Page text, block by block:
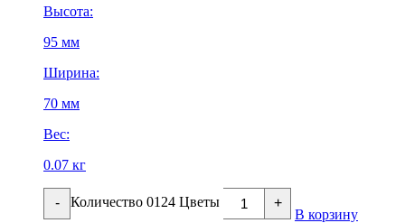
Высота:
95 мм
Ширина:
70 мм
Вес:
0.07 кг
- Количество 0124 Цветы +
В корзину